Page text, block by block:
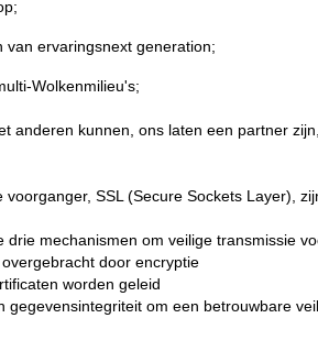
van ervaringsnext generation;
Wolkenmilieu's;
anderen kunnen, ons laten een partner
SSL (Secure Sockets Layer),
drie mechanismen om veilige transmissie
door encryptie
worden geleid
gegevensintegriteit om een betrouwbare